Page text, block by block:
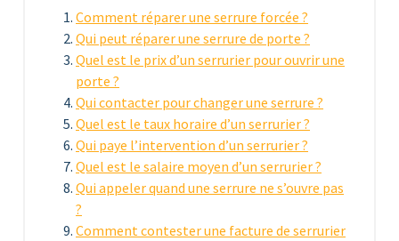
Comment réparer une serrure forcée ?
Qui peut réparer une serrure de porte ?
Quel est le prix d’un serrurier pour ouvrir une
porte ?
Qui contacter pour changer une serrure ?
Quel est le taux horaire d’un serrurier ?
Qui paye l’intervention d’un serrurier ?
Quel est le salaire moyen d’un serrurier ?
Qui appeler quand une serrure ne s’ouvre pas
?
Comment contester une facture de serrurier